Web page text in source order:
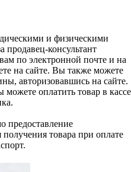
и физическими
продавец-консультант
по электронной почте и на
на сайте. Вы также можете
авторизовавшись на сайте.
можете оплатить товар в кассе
предоставление
товара при оплате